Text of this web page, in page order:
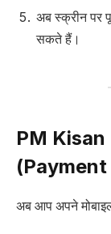
अब स्क्रीन पर
सकते हैं।
PM Kisan
अब आप अपने